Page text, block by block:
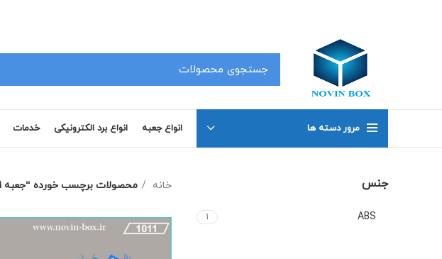
مرور دسته ها انواع جعبه انواع برد الکترونیکی خدمات
جنس
ABS
1
خانه محصولات برچسب خورده “جعبه 1011”